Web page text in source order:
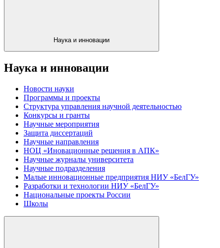
Наука и инновации
Наука и инновации
Новости науки
Программы и проекты
Структура управления научной деятельностью
Конкурсы и гранты
Научные мероприятия
Защита диссертаций
Научные направления
НОЦ «Иновационные решения в АПК»
Научные журналы университета
Научные подразделения
Малые инновационные предприятия НИУ «БелГУ»
Разработки и технологии НИУ «БелГУ»
Национальные проекты России
Школы